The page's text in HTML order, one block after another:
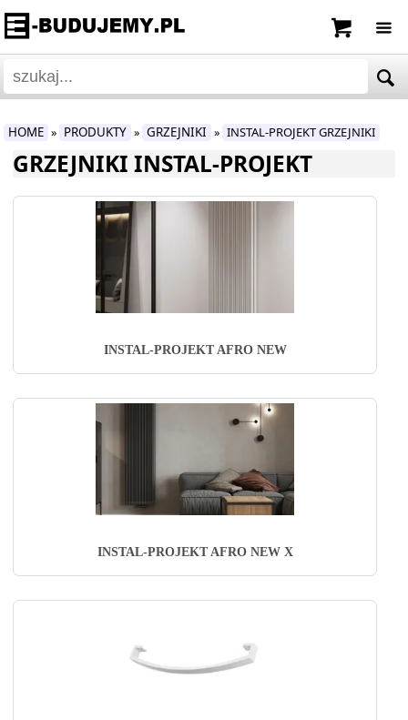
HOME » PRODUKTY » GRZEJNIKI » INSTAL-PROJEKT GRZEJNIKI
GRZEJNIKI INSTAL-PROJEKT
INSTAL-PROJEKT AFRO NEW
INSTAL-PROJEKT AFRO NEW X